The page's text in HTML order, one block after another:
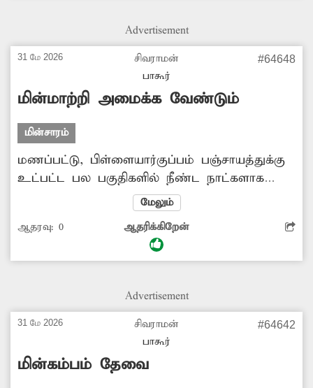
Advertisement
31 மே 2026
சிவராமன்
பாகூர்
#64648
மின்மாற்றி அமைக்க வேண்டும்
மின்சாரம்
மணப்பட்டு, பிள்ளையார்குப்பம் பஞ்சாயத்துக்கு
உட்பட்ட பல பகுதிகளில் நீண்ட நாட்களாக
மின்பிரச்சினை இருந்து வருகிறது. இதனை
சரிசெய்ய புதிய மின்மாற்றிகள் அமைக்க
அதிகாரிகள் நடவடிக்கை எடுக்க வேண்டும்.
மேலும்
ஆதரவு: 0 ஆதரிக்கிறேன்
Advertisement
31 மே 2026
சிவராமன்
பாகூர்
#64642
மின்கம்பம் தேவை